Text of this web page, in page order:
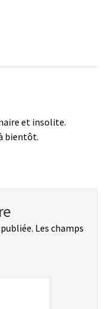
et insolite.
bientôt.
Les champs